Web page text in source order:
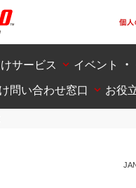
サービス
イベント
問い合わせ窓口
お役